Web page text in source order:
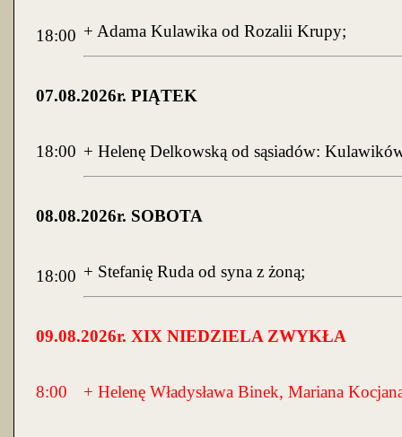
18:00 + Adama Kulawika od Rozalii Krupy;
07.08.2026r. PIĄTEK
18:00 + Helenę Delkowską od sąsiadów:
08.08.2026r. SOBOTA
18:00 + Stefanię Ruda od syna z żoną;
09.08.2026r. XIX NIEDZIELA ZWYKŁA
8:00 + Helenę Władysława Binek, Mariana